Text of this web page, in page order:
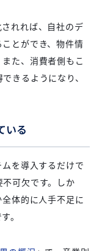
れれば、自社のデ
とができ、物件情
た、消費者側もこ
きるようになり、
いる
を導入するだけで
可欠です。しか
体的に人手不足に
。